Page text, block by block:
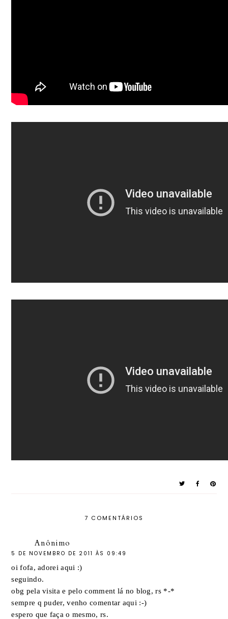
7 COMENTÁRIOS
Anônimo
5 DE NOVEMBRO DE 2011 ÀS 09:49
oi fofa, adorei aqui :)
seguindo.
obg pela visita e pelo comment lá no blog, rs *-*
sempre q puder, venho comentar aqui :-)
espero que faça o mesmo, rs.